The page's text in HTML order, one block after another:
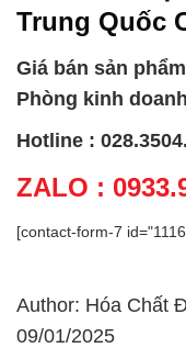
Trung Quốc
Giá bán sản
Phòng kinh
Hotline :
ZALO :
[contact-form-7
Author: Hóa Chất
09/01/2025